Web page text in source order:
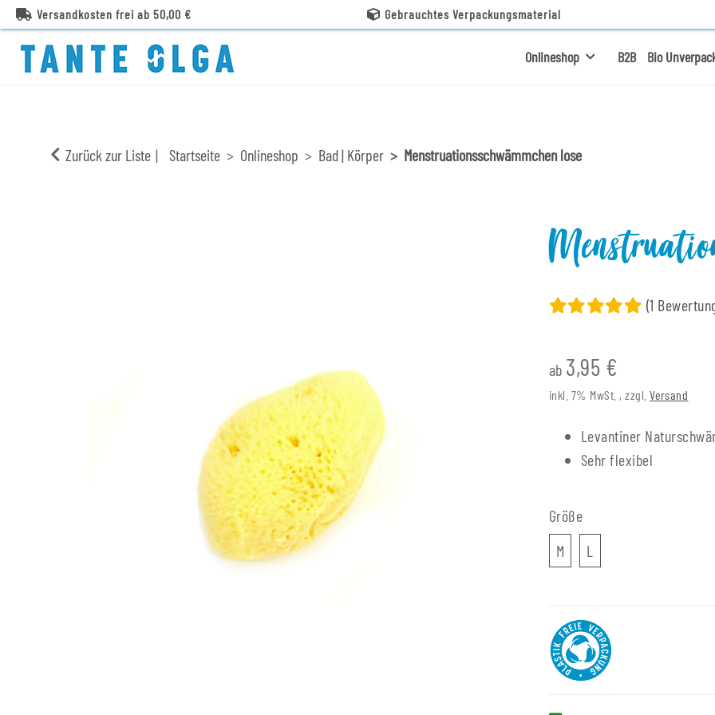
Versandkosten frei ab 50,00 € Gebrauchtes Verpackungsmaterial
Onlineshop B2B Bio
Zurück zur Liste Startseite Onlineshop Bad | Körper Menstruationsschwämmchen lose
(1
ab 3,95 €
inkl. 7% MwSt. , zzgl.Versand
Levantiner
Sehr flexibel
Größe
M
L